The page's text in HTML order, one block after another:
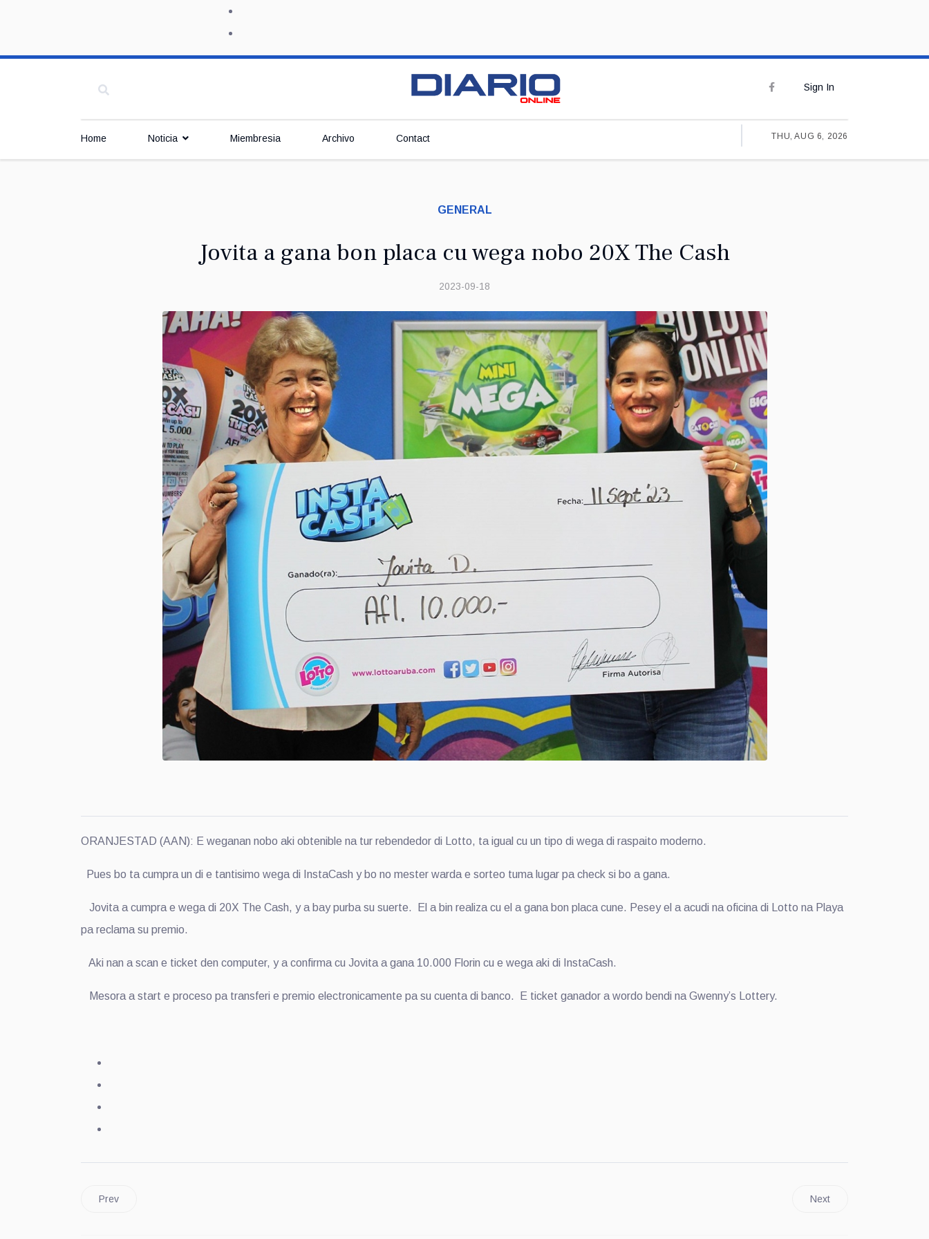
Sign In
Home Noticia Miembresia Archivo Contact THU, AUG 6, 2026
GENERAL
Jovita a gana bon placa cu wega nobo 20X The Cash
2023-09-18
ORANJESTAD (AAN): E weganan nobo aki obtenible na tur rebendedor di Lotto, ta igual cu un tipo di wega di raspaito moderno.
Pues bo ta cumpra un di e tantisimo wega di InstaCash y bo no mester warda e sorteo tuma lugar pa check si bo a gana.
Jovita a cumpra e wega di 20X The Cash, y a bay purba su suerte. El a bin realiza cu el a gana bon placa cune. Pesey el a acudi na oficina di Lotto na Playa
pa reclama su premio.
Aki nan a scan e ticket den computer, y a confirma cu Jovita a gana 10.000 Florin cu e wega aki di InstaCash.
Mesora a start e proceso pa transferi e premio electronicamente pa su cuenta di banco. E ticket ganador a wordo bendi na Gwenny’s Lottery.
Prev Next